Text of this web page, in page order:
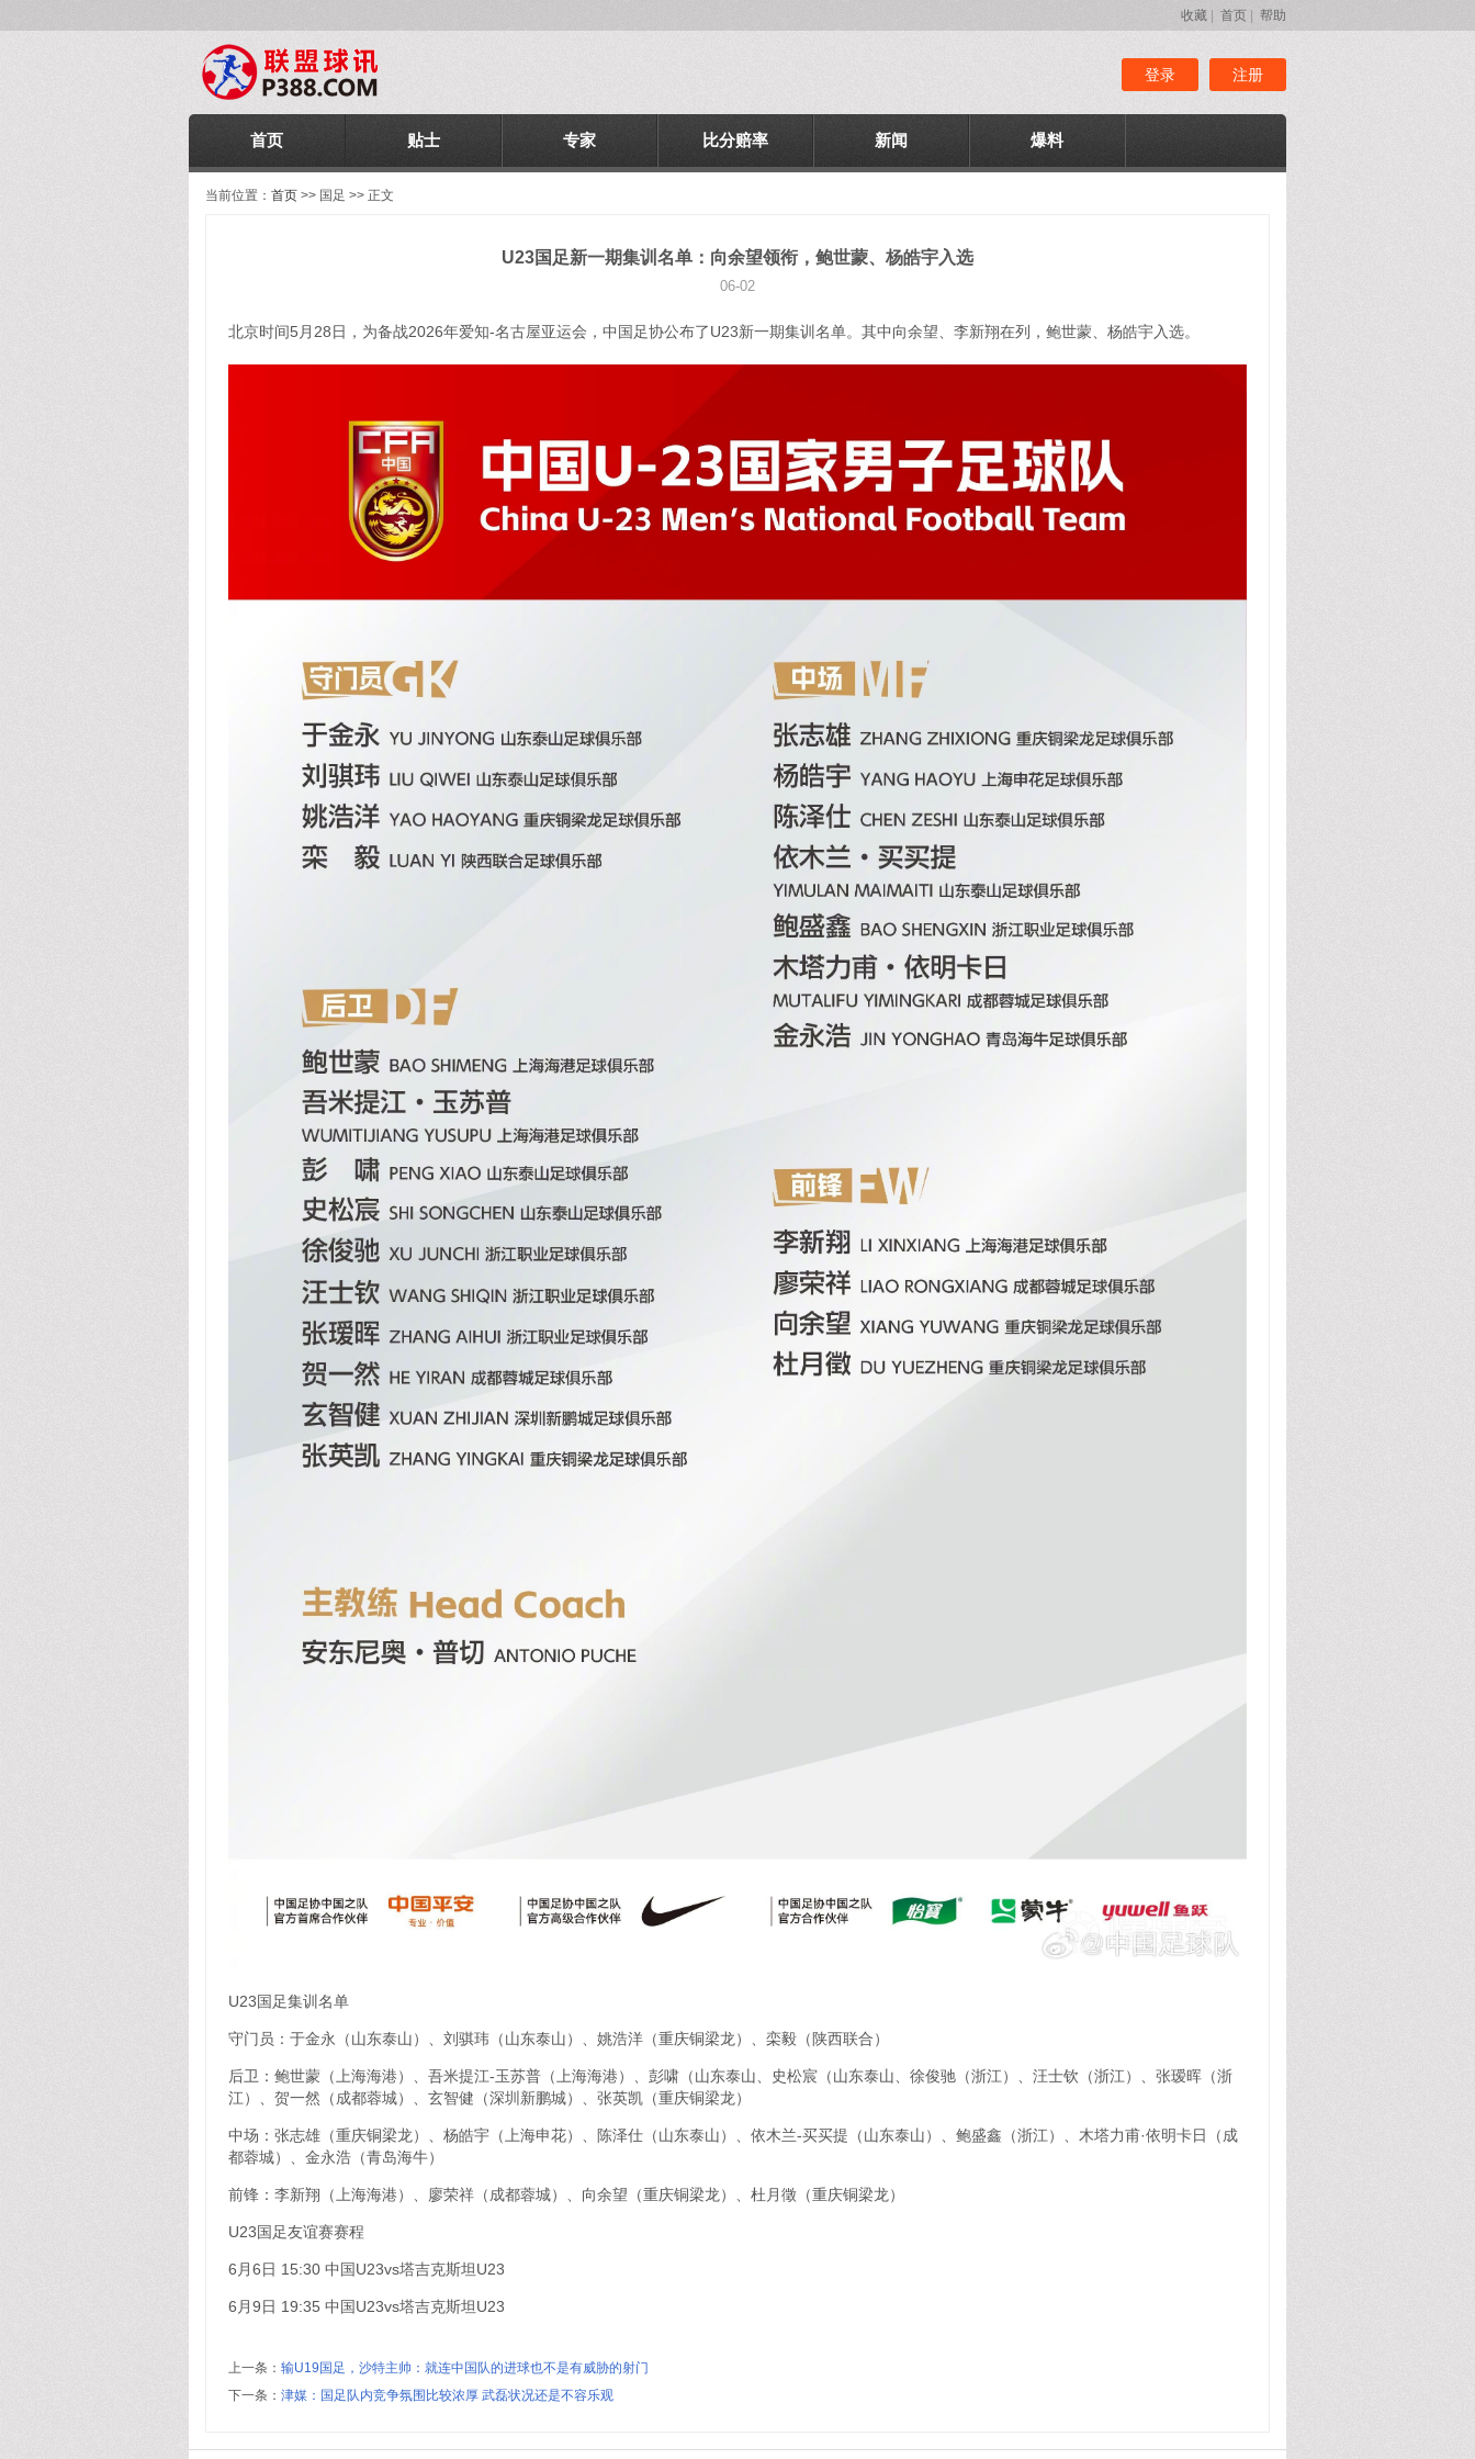
收藏 首页 帮助
登录 注册
首页 贴士 专家 比分赔率 新闻 爆料
当前位置： 首页 >> 国足 >> 正文
U23国足新一期集训名单：向余望领衔，鲍世蒙、杨皓宇入选
06-02
北京时间5月28日，为备战2026年爱知-名古屋亚运会，中国足协公布了U23新一期集训名单。其中向余望、李新翔在列，鲍世蒙、杨皓宇入选。
U23国足集训名单
守门员：于金永（山东泰山）、刘骐玮（山东泰山）、姚浩洋（重庆铜梁龙）、栾毅（陕西联合）
后卫：鲍世蒙（上海海港）、吾米提江-玉苏普（上海海港）、彭啸（山东泰山、史松宸（山东泰山、徐俊驰（浙江）、汪士钦（浙江）、张瑷晖（浙
江）、贺一然（成都蓉城）、玄智健（深圳新鹏城）、张英凯（重庆铜梁龙）
中场：张志雄（重庆铜梁龙）、杨皓宇（上海申花）、陈泽仕（山东泰山）、依木兰-买买提（山东泰山）、鲍盛鑫（浙江）、木塔力甫·依明卡日（成
都蓉城）、金永浩（青岛海牛）
前锋：李新翔（上海海港）、廖荣祥（成都蓉城）、向余望（重庆铜梁龙）、杜月徵（重庆铜梁龙）
U23国足友谊赛赛程
6月6日 15:30 中国U23vs塔吉克斯坦U23
6月9日 19:35 中国U23vs塔吉克斯坦U23
上一条： 输U19国足，沙特主帅：就连中国队的进球也不是有威胁的射门
下一条： 津媒：国足队内竞争氛围比较浓厚 武磊状况还是不容乐观